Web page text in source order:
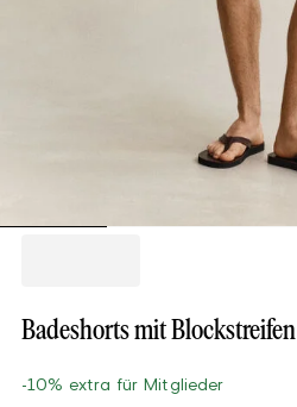
Badeshorts mit Blockstreifen
-10% extra für Mitglieder